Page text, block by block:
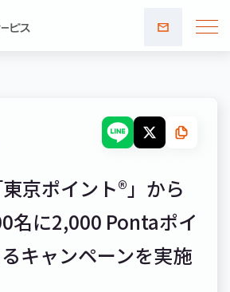
合わせ
京ポイント®」から
名に2,000 Pontaポイ
キャンペーンを実施